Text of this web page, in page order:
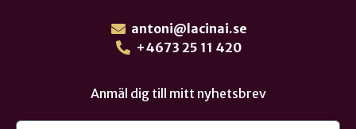
antoni@lacinai.se
+4673 25 11 420
Anmäl dig till mitt nyhetsbrev